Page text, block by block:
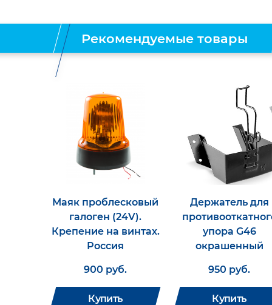
Рекомендуемые товары
Маяк проблесковый
галоген (24V).
Крепение на винтах.
Россия
900 руб.
Купить
Держатель для
упора G46
окрашенный
950 руб.
Купить